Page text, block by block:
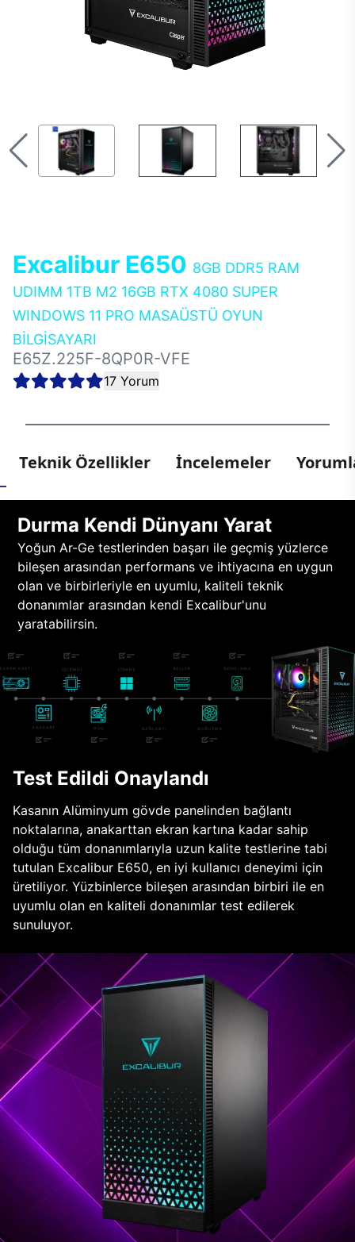
Excalibur E650 8GB DDR5 RAM
UDIMM 1TB M2 16GB RTX 4080 SUPER
WINDOWS 11 PRO MASAÜSTÜ OYUN
BİLGİSAYARI
E65Z.225F-8QP0R-VFE
17 Yorum
Teknik Özellikler İncelemeler
Durma Kendi Dünyanı Yarat
Yoğun Ar-Ge testlerinden başarı ile geçmiş yüzlerce
bileşen arasından performans ve ihtiyacına en uygun
olan ve birbirleriyle en uyumlu, kaliteli teknik
donanımlar arasından kendi Excalibur'unu
yaratabilirsin.
Test Edildi Onaylandı
Kasanın Alüminyum gövde panelinden bağlantı
noktalarına, anakarttan ekran kartına kadar sahip
olduğu tüm donanımlarıyla uzun kalite testlerine tabi
tutulan Excalibur E650, en iyi kullanıcı deneyimi için
üretiliyor. Yüzbinlerce bileşen arasından birbiri ile en
uyumlu olan en kaliteli donanımlar test edilerek
sunuluyor.